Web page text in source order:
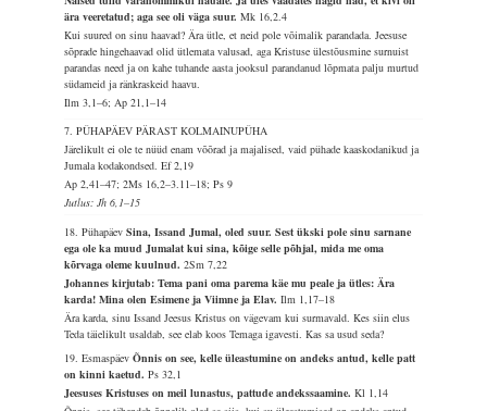
ära veeretatud; aga see oli väga suur.Mk 16,2.4
Kui suured on sinu haavad? Ära ütle, et neid pole võimalik parandada. Jeesuse
sõprade hingehaavad olid ütlemata valusad, aga Kristuse ülestõusmine surnuist
parandas need ja on kahe tuhande aasta jooksul parandanud lõpmata palju murtud
südameid ja ränkraskeid haavu.
Ilm 3,1–6; Ap 21,1–14
7. PÜHAPÄEV PÄRAST KOLMAINUPÜHA
Järelikult ei ole te nüüd enam võõrad ja majalised, vaid pühade kaaskodanikud ja
Jumala kodakondsed.Ef 2,19
Ap 2,41–47; 2Ms 16,2–3.11–18; Ps 9
Jutlus: Jh 6,1–15
18. PühapäevSina, Issand Jumal, oled suur. Sest ükski pole sinu sarnane
ega ole ka muud Jumalat kui sina, kõige selle põhjal, mida me oma
kõrvaga oleme kuulnud.2Sm 7,22
Johannes kirjutab: Tema pani oma parema käe mu peale ja ütles: Ära
karda! Mina olen Esimene ja Viimne ja Elav.Ilm 1,17–18
Ära karda, sinu Issand Jeesus Kristus on vägevam kui surmavald. Kes siin elus
Teda täielikult usaldab, see elab koos Temaga igavesti. Kas sa usud seda?
19. EsmaspäevÕnnis on see, kelle üleastumine on andeks antud, kelle patt
on kinni kaetud.Ps 32,1
Jeesuses Kristuses on meil lunastus, pattude andekssaamine.Kl 1,14